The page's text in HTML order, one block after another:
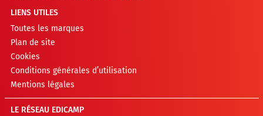
LIENS UTILES
Toutes les marques
Plan de site
Cookies
Conditions générales d’utilisation
Mentions légales
LE RÉSEAU EDICAMP